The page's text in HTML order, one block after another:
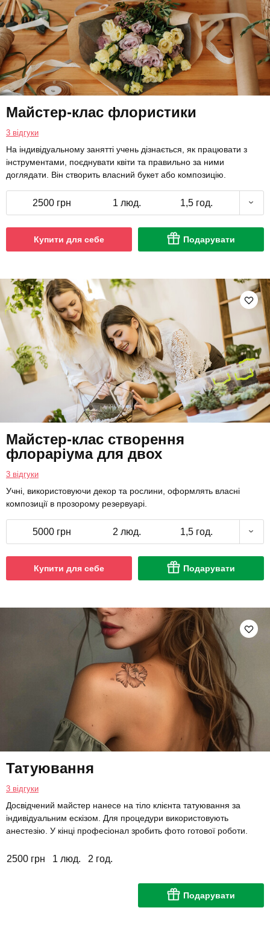
Майстер-клас флористики
3 відгуки
На індивідуальному занятті учень дізнається, як працювати з
інструментами, поєднувати квіти та правильно за ними
доглядати. Він створить власний букет або композицію.
2500 грн 1 люд. 1,5 год.
Купити для себе Подарувати
Майстер-клас створення
флораріума для двох
3 відгуки
Учні, використовуючи декор та рослини, оформлять власні
композиції в прозорому резервуарі.
5000 грн 2 люд. 1,5 год.
Купити для себе Подарувати
Татуювання
3 відгуки
Досвідчений майстер нанесе на тіло клієнта татуювання за
індивідуальним ескізом. Для процедури використовують
анестезію. У кінці професіонал зробить фото готової роботи.
2500 грн 1 люд. 2 год.
Подарувати